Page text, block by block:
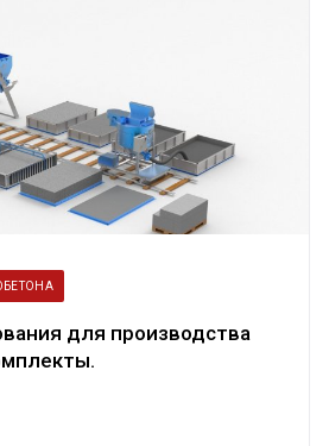
для производства